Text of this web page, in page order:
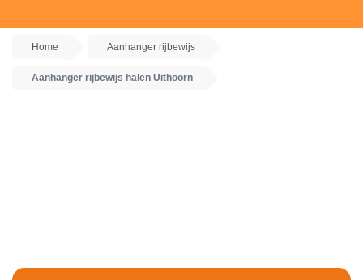
Home Aanhanger rijbewijs
Aanhanger rijbewijs halen Uithoorn